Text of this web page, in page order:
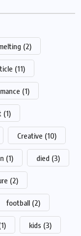
(2)
(11)
(1)
(1)
Creative (10)
(1) died (3)
(2)
football (2)
kids (3)